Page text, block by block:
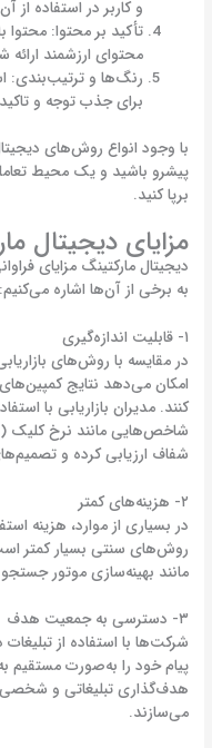
و کاربر در استفاده از
تأکید بر محتوا: محتوا
محتوای ارزشمند ارائه
رنگ‌ها و ترتیب‌بندی:
برای جذب توجه و
با وجود انواع روش‌های
پیشرو باشید و یک محیط
برپا کنید.
مزایای دیجیتال
دیجیتال مارکتینگ مزایای
به برخی از آن‌ها اشاره می‌کنیم:
۱- قابلیت اندازه‌گیری
در مقایسه با روش‌های
امکان می‌دهد نتایج
کنند. مدیران بازاریابی با
شفاف ارزیابی کرده و
۲- هزینه‌های کمتر
در بسیاری از موارد، هزینه
روش‌های سنتی بسیار کمتر
مانند بهینه‌سازی موتور جستجو
۳- دسترسی به جمعیت هدف
شرکت‌ها با استفاده از
پیام خود را به‌صورت
هدف‌گذاری تبلیغاتی و
می‌سازند.